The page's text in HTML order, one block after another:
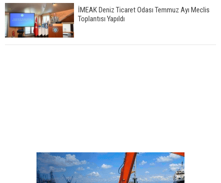
İMEAK Deniz Ticaret Odası Temmuz Ayı Meclis
Toplantısı Yapıldı